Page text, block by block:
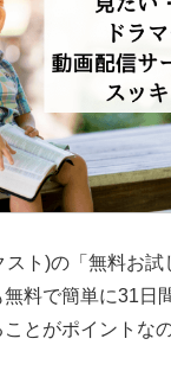
ト)の「無料お試
料で簡単に31日
とがポイントなの